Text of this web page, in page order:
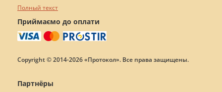
Полный текст
Приймаємо до оплати
Copyright © 2014-2026 «Протокол». Все права защищены.
Партнёры